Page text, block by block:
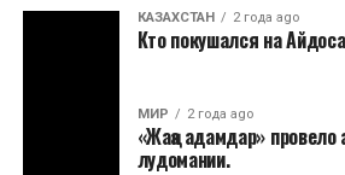
КАЗАХСТАН 2 года ago
Кто покушался на
МИР 2 года ago
«Жаңа адамдар»
лудомании.